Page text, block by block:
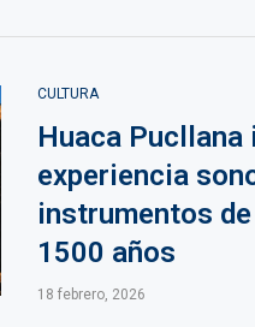
CULTURA
Huaca Pucllana
experiencia
instrumentos
1500 años
18 febrero, 2026